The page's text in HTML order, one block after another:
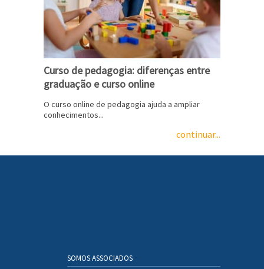
Curso de pedagogia: diferenças entre
graduação e curso online
O curso online de pedagogia ajuda a ampliar
conhecimentos...
continuar...
SOMOS ASSOCIADOS